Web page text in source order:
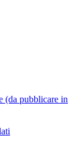
(da pubblicare in